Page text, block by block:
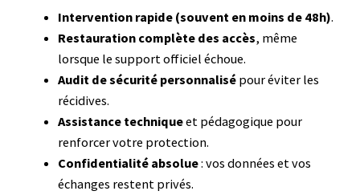
Intervention rapide (souvent en moins de 48h).
Restauration complète des accès, même
lorsque le support officiel échoue.
Audit de sécurité personnalisé pour éviter les
récidives.
Assistance techniqueet pédagogique pour
renforcer votre protection.
Confidentialité absolue: vos données et vos
échanges restent privés.